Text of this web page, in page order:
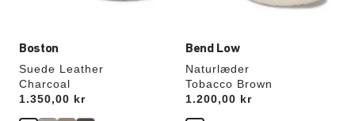
Boston
Suede Leather
Charcoal
Price:
1.350,00 kr
Bend Low
Naturlæder
Tobacco Brown
Price:
1.200,00 kr